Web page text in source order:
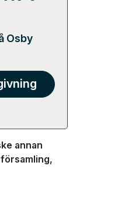
Osby
annan